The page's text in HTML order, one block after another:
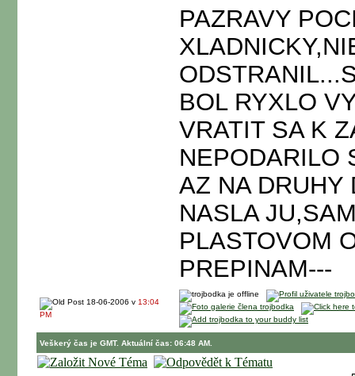
PAZRAVY
BOL RYXLO
VRATIT SA K
NEPODARILO
AZ NA DRUHY
NASLA
PLASTOVOM
PREPINAM---
18-06-2006 v 13:04
PM
Veškerý čas je GMT. Aktuální čas: 06:48 AM.